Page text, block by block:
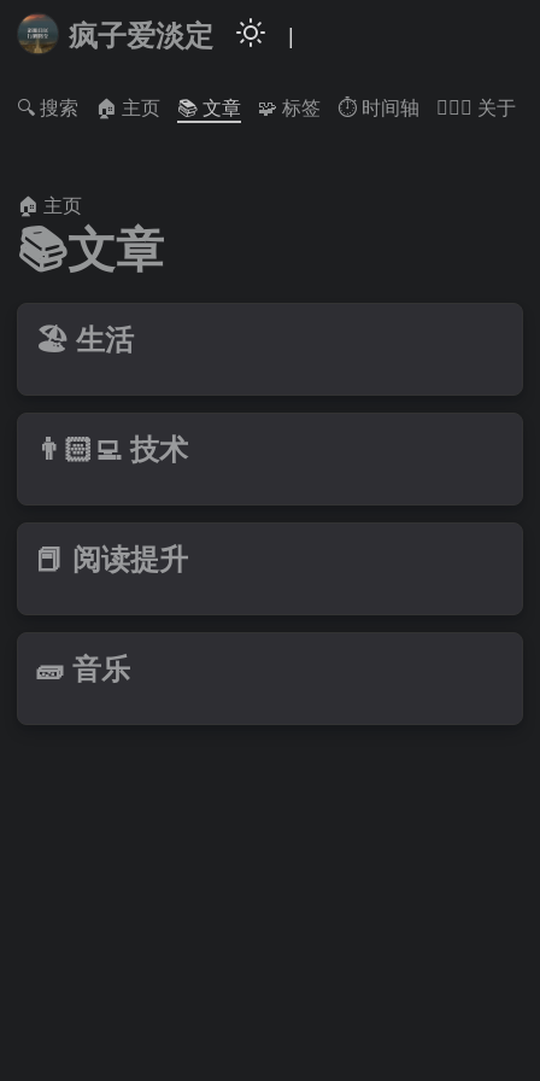
疯子爱淡定
🔍 搜索 🏠 主页 📚 文章 🧩 标签 ⏱️ 时间轴 🙋🏻‍♂️ 关于
🏠 主页
📚文章
🏖 生活
👨🏻‍💻 技术
📕 阅读提升
🧱 音乐